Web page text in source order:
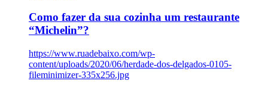
Como fazer da sua cozinha um restaurante
“Michelin”?
https://www.ruadebaixo.com/wp-
content/uploads/2020/06/herdade-dos-delgados-0105-
fileminimizer-335x256.jpg